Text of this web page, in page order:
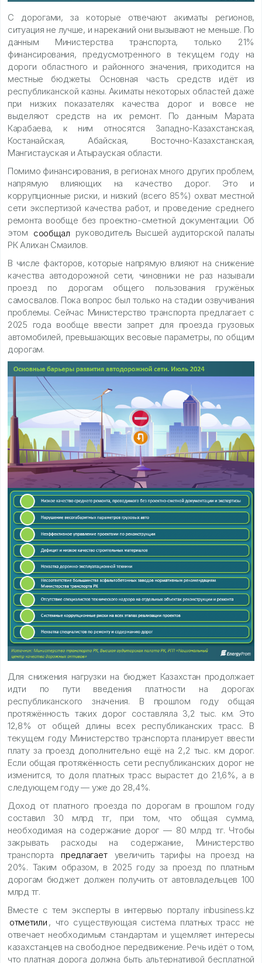
С дорогами, за которые отвечают акиматы регионов,
ситуация не лучше, и нареканий они вызывают не меньше. По
данным Министерства транспорта, только 21%
финансирования, предусмотренного в текущем году на
дороги областного и районного значения, приходится на
местные бюджеты. Основная часть средств идёт из
республиканской казны. Акиматы некоторых областей даже
при низких показателях качества дорог и вовсе не
выделяют средств на их ремонт. По данным Марата
Карабаева, к ним относятся Западно-Казахстанская,
Костанайская, Абайская, Восточно-Казахстанская,
Мангистауская и Атырауская области.
Помимо финансирования, в регионах много других проблем,
напрямую влияющих на качество дорог. Это и
коррупционные риски, и низкий (всего 85%) охват местной
сети экспертизой качества работ, и проведение среднего
ремонта вообще без проектно-сметной документации. Об
этом сообщал руководитель Высшей аудиторской палаты
РК Алихан Смаилов.
В числе факторов, которые напрямую влияют на снижение
качества автодорожной сети, чиновники не раз называли
проезд по дорогам общего пользования гружёных
самосвалов. Пока вопрос был только на стадии озвучивания
проблемы. Сейчас Министерство транспорта предлагает с
2025 года вообще ввести запрет для проезда грузовых
автомобилей, превышающих весовые параметры, по общим
дорогам.
Для снижения нагрузки на бюджет Казахстан продолжает
идти по пути введения платности на дорогах
республиканского значения. В прошлом году общая
протяжённость таких дорог составляла 3,2 тыс. км. Это
12,8% от общей длины всех республиканских трасс. В
текущем году Министерство транспорта планирует ввести
плату за проезд дополнительно ещё на 2,2 тыс. км дорог.
Если общая протяжённость сети республиканских дорог не
изменится, то доля платных трасс вырастет до 21,6%, а в
следующем году — уже до 28,4%.
Доход от платного проезда по дорогам в прошлом году
составил 30 млрд тг, при том, что общая сумма,
необходимая на содержание дорог — 80 млрд тг. Чтобы
закрывать расходы на содержание, Министерство
транспорта
предлагает
увеличить тарифы на проезд на
20%. Таким образом, в 2025 году за проезд по платным
дорогам бюджет должен получить от автовладельцев 100
млрд тг.
Вместе с тем эксперты в интервью порталу inbusiness.kz
отметили , что существующая система платных трасс не
отвечает необходимым стандартам и ущемляет интересы
казахстанцев на свободное передвижение. Речь идёт о том,
что платная дорога должна быть альтернативой бесплатной